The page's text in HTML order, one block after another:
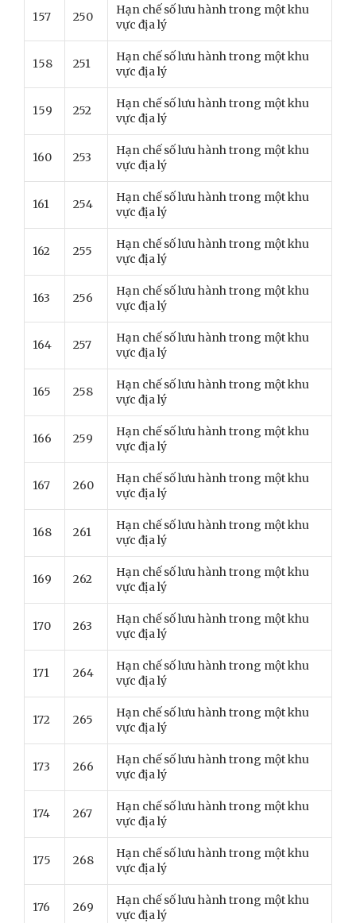
157 250
Hạn chế số lưu hành trong một khu
vực địa lý
158 251
Hạn chế số lưu hành trong một khu
vực địa lý
159 252
Hạn chế số lưu hành trong một khu
vực địa lý
160 253
Hạn chế số lưu hành trong một khu
vực địa lý
161 254
Hạn chế số lưu hành trong một khu
vực địa lý
162 255
Hạn chế số lưu hành trong một khu
vực địa lý
163 256
Hạn chế số lưu hành trong một khu
vực địa lý
164 257
Hạn chế số lưu hành trong một khu
vực địa lý
165 258
Hạn chế số lưu hành trong một khu
vực địa lý
166 259
Hạn chế số lưu hành trong một khu
vực địa lý
167 260
Hạn chế số lưu hành trong một khu
vực địa lý
168 261
Hạn chế số lưu hành trong một khu
vực địa lý
169 262
Hạn chế số lưu hành trong một khu
vực địa lý
170 263
Hạn chế số lưu hành trong một khu
vực địa lý
171 264
Hạn chế số lưu hành trong một khu
vực địa lý
172 265
Hạn chế số lưu hành trong một khu
vực địa lý
173 266
Hạn chế số lưu hành trong một khu
vực địa lý
174 267
Hạn chế số lưu hành trong một khu
vực địa lý
175 268
Hạn chế số lưu hành trong một khu
vực địa lý
176 269
Hạn chế số lưu hành trong một khu
vực địa lý